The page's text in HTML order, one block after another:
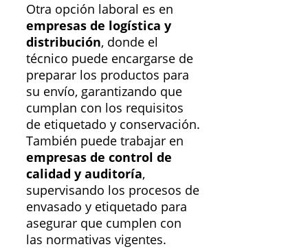
Otra opción laboral es en
empresas de logística y
distribución, donde el
técnico puede encargarse de
preparar los productos para
su envío, garantizando que
cumplan con los requisitos
de etiquetado y conservación.
También puede trabajar en
empresas de control de
calidad y auditoría,
supervisando los procesos de
envasado y etiquetado para
asegurar que cumplen con
las normativas vigentes.